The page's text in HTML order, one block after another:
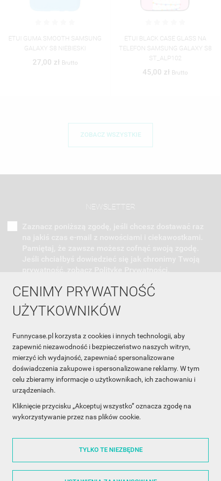
CENIMY PRYWATNOŚĆ
UŻYTKOWNIKÓW
Funnycase.pl korzysta z cookies i innych technologii, aby
zapewnić niezawodność i bezpieczeństwo naszych witryn,
mierzyć ich wydajność, zapewniać spersonalizowane
doświadczenia zakupowe i spersonalizowane reklamy. W tym
celu zbieramy informacje o użytkownikach, ich zachowaniu i
urządzeniach.
Kliknięcie przycisku „Akceptuj wszystko” oznacza zgodę na
wykorzystywanie przez nas plików cookie.
TYLKO TE NIEZBĘDNE
ETUI BLACK CASE GLASS NA
TELEFON SAMSUNG GALAXY S8
ST_ALP102
ETUI BLACK CASE GLASS NA
TELEFON SAMSUNG GALAXY S8
ST_ALP103
45,00 zł Brutto
ZOBACZ WSZYSTKIE
NEWSLETTER
INFORMACJA O SKLEPIE
INFORMACJE
OBSŁUGA KLIENTA
WSPÓŁPRACA
ŚLEDŹ NAS NA FACEBOOKU
Made with❤in Poland